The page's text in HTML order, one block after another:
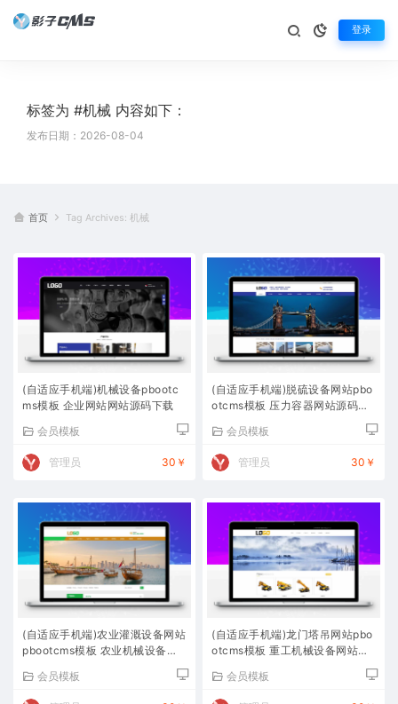
登录
标签为 #机械 内容如下：
发布日期：2026-08-04
首页 Tag Archives: 机械
(自适应手机端)机械设备pbootc
ms模板 企业网站网站源码下载
会员模板
管理员 30￥
(自适应手机端)脱硫设备网站pbo
otcms模板 压力容器网站源码下
会员模板
管理员 30￥
(自适应手机端)农业灌溉设备网站
pbootcms模板 农业机械设备网
会员模板
(自适应手机端)龙门塔吊网站pbo
otcms模板 重工机械设备网站源
会员模板